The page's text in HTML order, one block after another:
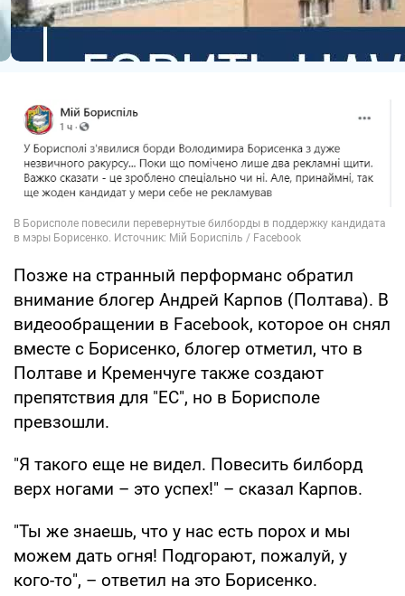
Позже на странный перформанс обратил
внимание блогер Андрей Карпов (Полтава). В
видеообращении в Facebook, которое он снял
вместе с Борисенко, блогер отметил, что в
Полтаве и Кременчуге также создают
препятствия для "ЕС", но в Борисполе
превзошли.
"Я такого еще не видел. Повесить билборд
верх ногами – это успех!" – сказал Карпов.
"Ты же знаешь, что у нас есть порох и мы
можем дать огня! Подгорают, пожалуй, у
кого-то", – ответил на это Борисенко.